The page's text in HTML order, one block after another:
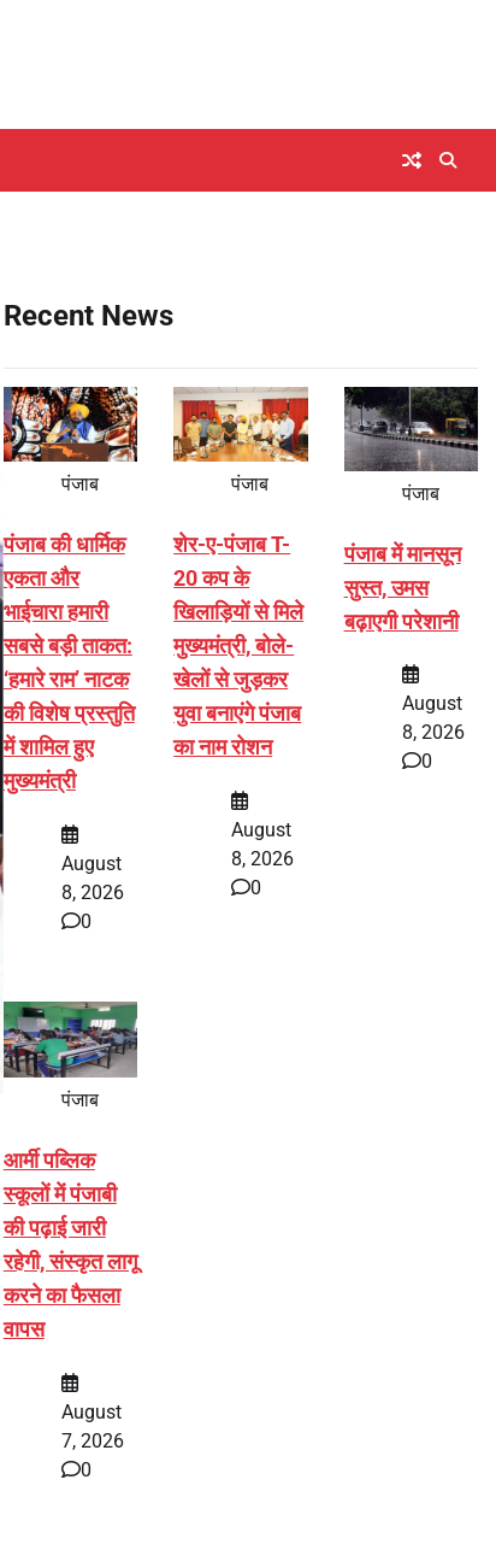
Recent News
पंजाब
पंजाब की धार्मिक
एकता और
भाईचारा हमारी
सबसे बड़ी ताकत:
‘हमारे राम’ नाटक
की विशेष प्रस्तुति
में शामिल हुए
मुख्यमंत्री
August
8, 2026
0
पंजाब
शेर-ए-पंजाब T-
20 कप के
खिलाड़ियों से मिले
मुख्यमंत्री, बोले-
खेलों से जुड़कर
युवा बनाएंगे पंजाब
का नाम रोशन
August
8, 2026
0
पंजाब
पंजाब में मानसून
सुस्त, उमस
बढ़ाएगी परेशानी
August
8, 2026
0
पंजाब
आर्मी पब्लिक
स्कूलों में पंजाबी
की पढ़ाई जारी
रहेगी, संस्कृत लागू
करने का फैसला
वापस
August
7, 2026
0